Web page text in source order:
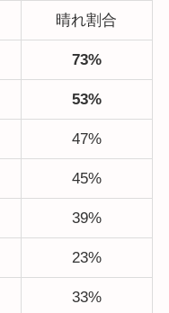
晴れ割合
73%
53%
47%
45%
39%
23%
33%